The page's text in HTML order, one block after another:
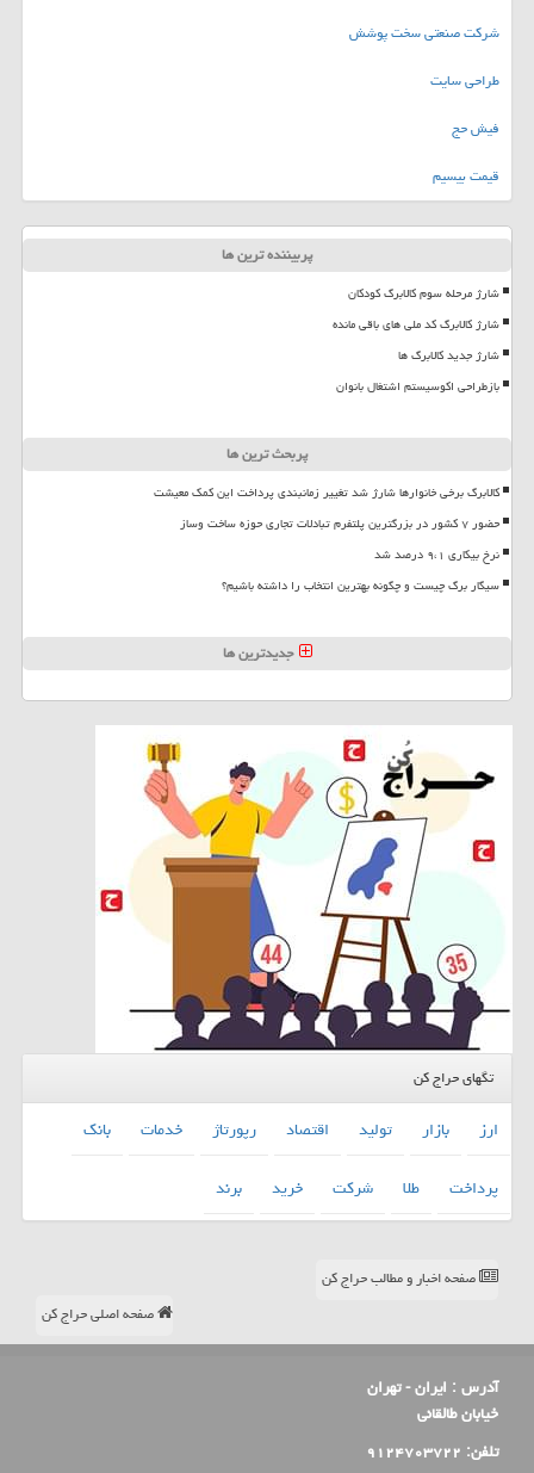
شرکت صنعتی سخت پوشش
طراحی سایت
فیش حج
قیمت بیسیم
پربیننده ترین ها
شارژ مرحله سوم کالابرگ کودکان
شارژ کالابرگ کد ملی های باقی مانده
شارژ جدید کالابرگ ها
بازطراحی اکوسیستم اشتغال بانوان
پربحث ترین ها
کالابرگ برخی خانوارها شارژ شد تغییر زمانبندی پرداخت این کمک معیشت
حضور ۷ کشور در بزرگترین پلتفرم تبادلات تجاری حوزه ساخت وساز
نرخ بیکاری ۹،۱ درصد شد
سیگار برگ چیست و چگونه بهترین انتخاب را داشته باشیم؟
جدیدترین ها
تگهای حراج کن
ارز بازار تولید اقتصاد رپورتاژ خدمات
بانك
پرداخت
طلا شركت خرید برند
صفحه اخبار و مطالب حراج کن
صفحه اصلی حراج کن
آدرس : ایران - تهران
خیابان طالقانی
تلفن: ۹۱۲۴۷۰۳۷۲۲